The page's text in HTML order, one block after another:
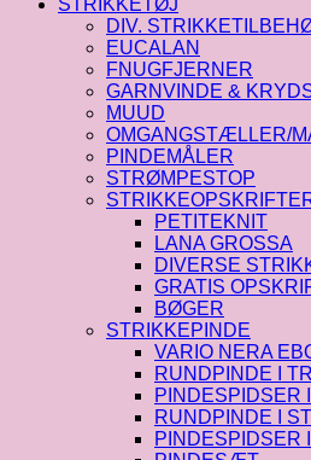
DIV.
EUCALAN
FNUGFJERNER
GARNVINDE &
MUUD
OMGANGSTÆLLER/
PINDEMÅLER
STRØMPESTOP
PETITEKNIT
LANA GROSSA
DIVERSE
GRATIS
BØGER
STRIKKEPINDE
VARIO NERA
RUNDPINDE I
PINDESPIDSER
RUNDPINDE I
PINDESPIDSER